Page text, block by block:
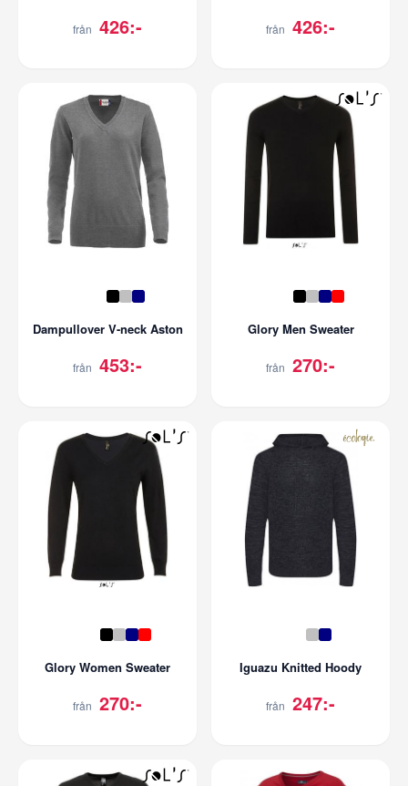
från 426:- från 426:-
Dampullover V-neck Aston
från 453:-
Glory Men Sweater
från 270:-
Glory Women Sweater
från 270:-
Iguazu Knitted Hoody
från 247:-